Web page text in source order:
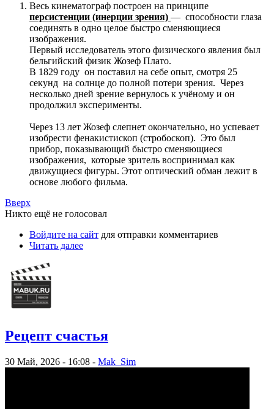
Весь кинематограф построен на принципе
персистенции (инерции зрения) — способности глаза
соединять в одно целое быстро сменяющиеся
изображения.
Первый исследователь этого физического явления был
бельгийский физик Жозеф Плато.
В 1829 году он поставил на себе опыт, смотря 25
секунд на солнце до полной потери зрения. Через
несколько дней зрение вернулось к учёному и он
продолжил эксперименты.
Через 13 лет Жозеф слепнет окончательно, но успевает
изобрести фенакистископ (стробоскоп). Это был
прибор, показывающий быстро сменяющиеся
изображения, которые зритель воспринимал как
движущиеся фигуры. Этот оптический обман лежит в
основе любого фильма.
Вверх
Никто ещё не голосовал
Войдите на сайт для отправки комментариев
Читать далее
Рецепт счастья
30 Май, 2026 - 16:08 - Mak_Sim